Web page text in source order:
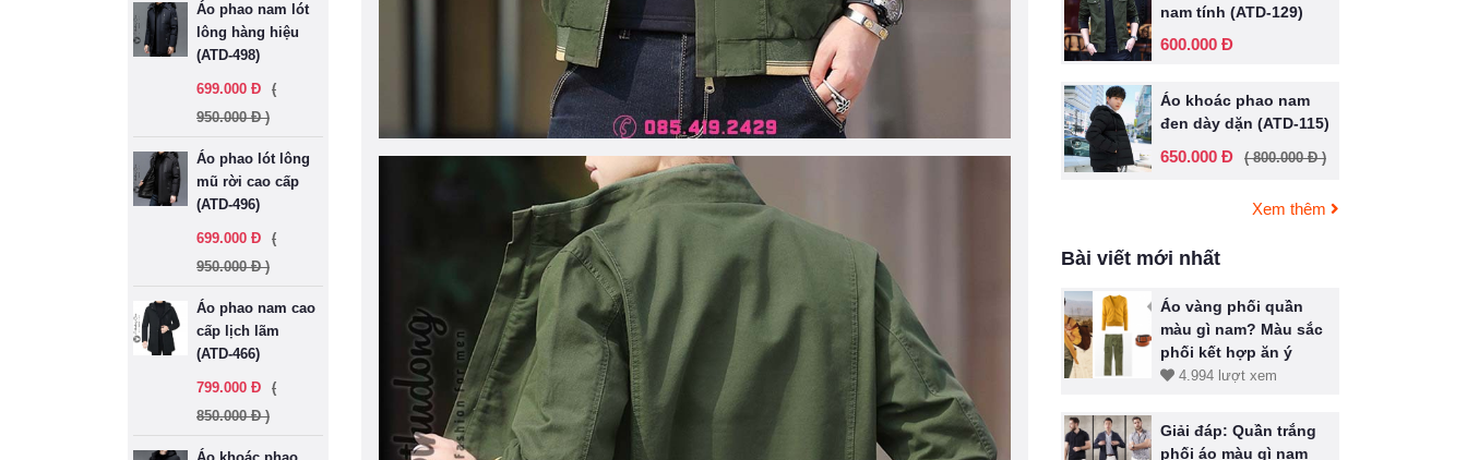
Áo phao nam lót
lông hàng hiệu
(ATD-498)
699.000 Đ
(
950.000 Đ )
Áo phao lót lông
mũ rời cao cấp
(ATD-496)
699.000 Đ
(
950.000 Đ )
Áo phao nam cao
cấp lịch lãm
(ATD-466)
799.000 Đ
(
850.000 Đ )
nam tính (ATD-129)
600.000 Đ
Áo khoác phao nam
đen dày dặn (ATD-115)
650.000 Đ ( 800.000 Đ )
Xem thêm
Bài viết mới nhất
Áo vàng phối quần
màu gì nam? Màu sắc
phối kết hợp ăn ý
4.994 lượt xem
Giải đáp: Quần trắng
phối áo màu gì nam